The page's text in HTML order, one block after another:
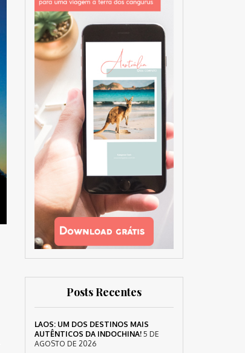
Posts Recentes
LAOS: UM DOS DESTINOS MAIS
AUTÊNTICOS DA INDOCHINA! 5 DE
AGOSTO DE 2026